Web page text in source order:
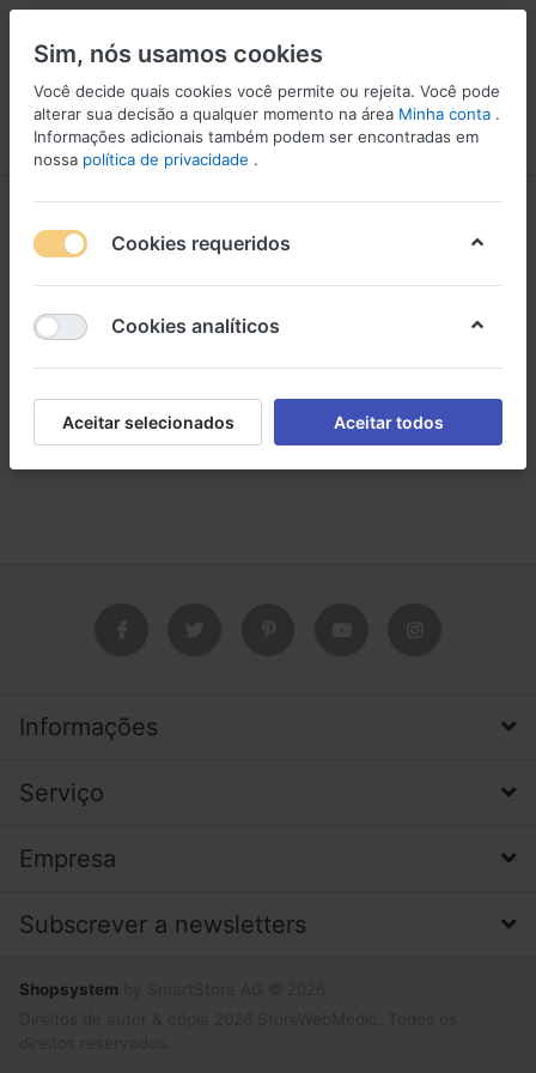
Menu Iniciar sessão Comparar Lista de Desejos Carrinho
Informações
Serviço
Empresa
Subscrever a newsletters
Shopsystem
Sim, nós usamos cookies
Você decide quais cookies você permite ou rejeita. Você pode
alterar sua decisão a qualquer momento na área Minha conta .
Informações adicionais também podem ser encontradas em
nossa política de privacidade .
Cookies requeridos
Cookies analíticos
Aceitar selecionados Aceitar todos